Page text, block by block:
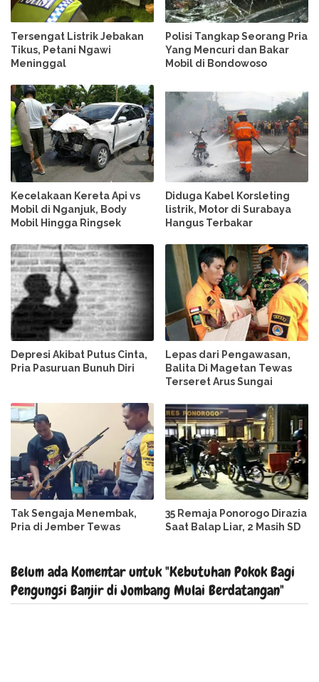
Tersengat Listrik Jebakan
Tikus, Petani Ngawi
Meninggal
Polisi Tangkap Seorang Pria
Yang Mencuri dan Bakar
Mobil di Bondowoso
Kecelakaan Kereta Api vs
Mobil di Nganjuk, Body
Mobil Hingga Ringsek
Diduga Kabel Korsleting
listrik, Motor di Surabaya
Hangus Terbakar
Depresi Akibat Putus Cinta,
Pria Pasuruan Bunuh Diri
Lepas dari Pengawasan,
Balita Di Magetan Tewas
Terseret Arus Sungai
Tak Sengaja Menembak,
Pria di Jember Tewas
35 Remaja Ponorogo Dirazia
Saat Balap Liar, 2 Masih SD
Belum ada Komentar untuk "Kebutuhan Pokok Bagi
Pengungsi Banjir di Jombang Mulai Berdatangan"